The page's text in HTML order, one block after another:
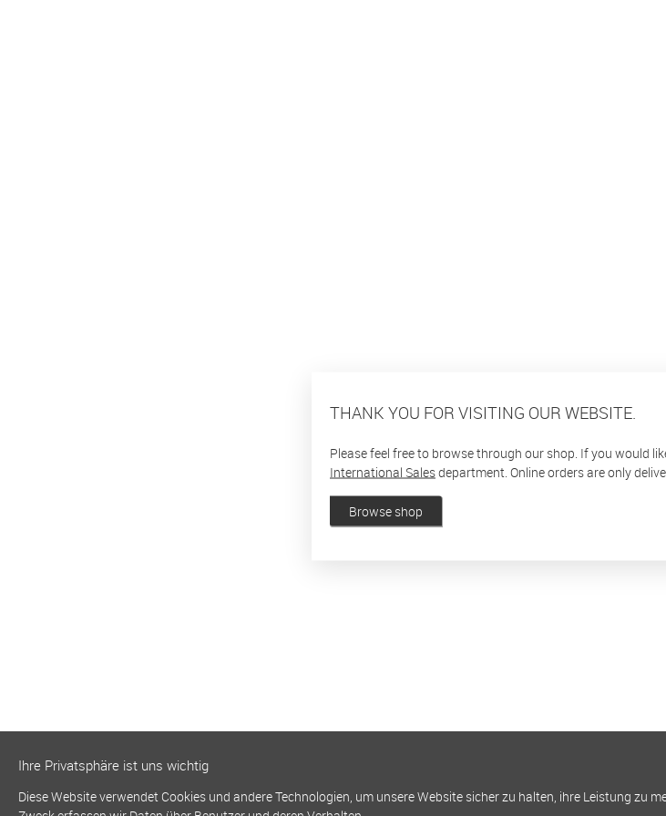
THANK YOU FOR VISITING OUR WEBSITE.
Please feel free to browse through our shop. If you would
International Salesdepartment. Online orders are only
Browse shop
Ihre Privatsphäre ist uns wichtig
Diese Website verwendet Cookies und andere Technologien, um unsere Website sicher zu halten, ihre Leistung